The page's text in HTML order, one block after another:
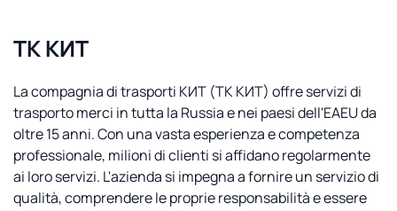
ТК КИТ
La compagnia di trasporti КИТ (ТК КИТ) offre servizi di
trasporto merci in tutta la Russia e nei paesi dell'EAEU da
oltre 15 anni. Con una vasta esperienza e competenza
professionale, milioni di clienti si affidano regolarmente
ai loro servizi. L'azienda si impegna a fornire un servizio di
qualità, comprendere le proprie responsabilità e essere